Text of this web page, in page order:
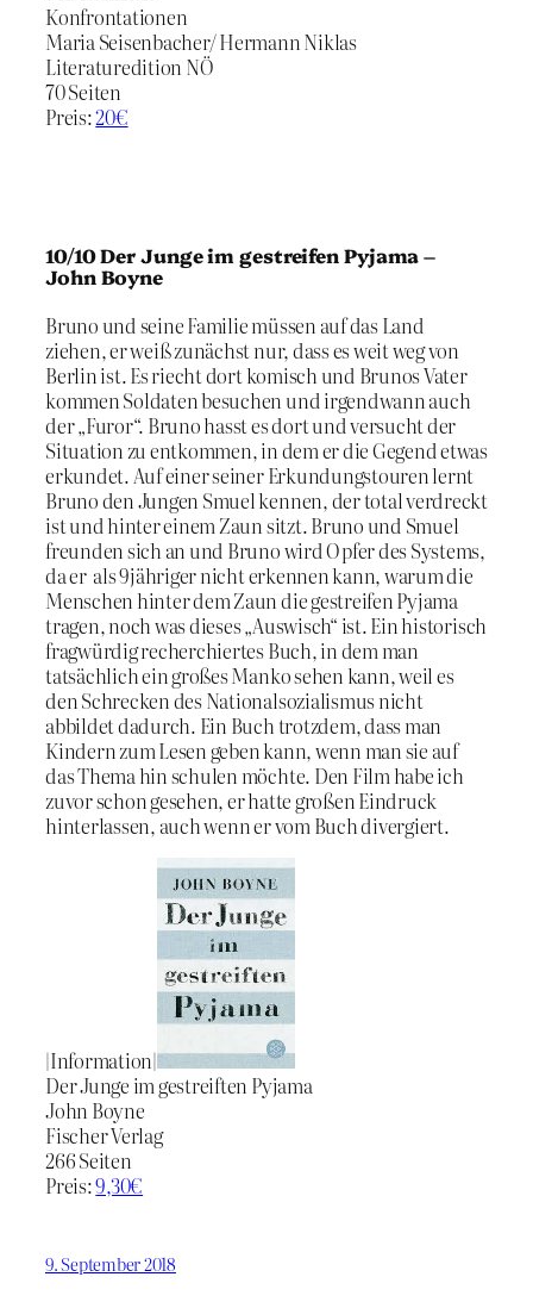
Konfrontationen
Maria Seisenbacher/ Hermann Niklas
Literaturedition NÖ
70 Seiten
Preis:20€
10/10 Der Junge im gestreifen Pyjama –
John Boyne
Bruno und seine Familie müssen auf das Land
ziehen, er weiß zunächst nur, dass es weit weg von
Berlin ist. Es riecht dort komisch und Brunos Vater
kommen Soldaten besuchen und irgendwann auch
der „Furor“. Bruno hasst es dort und versucht der
Situation zu entkommen, in dem er die Gegend etwas
erkundet. Auf einer seiner Erkundungstouren lernt
Bruno den Jungen Smuel kennen, der total verdreckt
ist und hinter einem Zaun sitzt. Bruno und Smuel
freunden sich an und Bruno wird Opfer des Systems,
da er als 9jähriger nicht erkennen kann, warum die
Menschen hinter dem Zaun die gestreifen Pyjama
tragen, noch was dieses „Auswisch“ ist. Ein historisch
fragwürdig recherchiertes Buch, in dem man
tatsächlich ein großes Manko sehen kann, weil es
den Schrecken des Nationalsozialismus nicht
abbildet dadurch. Ein Buch trotzdem, dass man
Kindern zum Lesen geben kann, wenn man sie auf
das Thema hin schulen möchte. Den Film habe ich
zuvor schon gesehen, er hatte großen Eindruck
hinterlassen, auch wenn er vom Buch divergiert.
|Information|
Der Junge im gestreiften Pyjama
John Boyne
Fischer Verlag
266 Seiten
Preis:9,30€
9. September 2018